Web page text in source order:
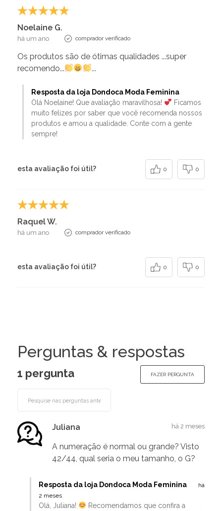
Noelaine G.
há um ano comprador verificado
Os produtos são de ótimas qualidades ...super
recomendo...
...
Resposta da loja Dondoca Moda Feminina
Olá Noelaine! Que avaliação maravilhosa!
Ficamos
muito felizes por saber que você recomenda nossos
produtos e amou a qualidade. Conte com a gente
sempre!
esta avaliação foi útil? 0 0
Raquel W.
há um ano comprador verificado
esta avaliação foi útil? 0 0
Perguntas & respostas
1 pergunta FAZER PERGUNTA
Juliana há 2 meses
A numeração é normal ou grande? Visto
42/44, qual seria o meu tamanho, o G?
Resposta da loja Dondoca Moda Feminina
há
2 meses
Olá, Juliana!
Recomendamos que confira a